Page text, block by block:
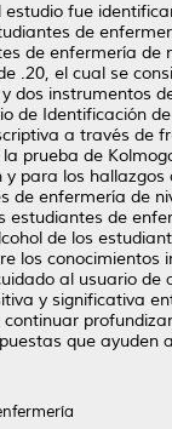
fue
de
de enfermería
.20, el cual se
dos instrumentos
de Identificación
a través de
prueba de
para los
de enfermería de
de
de los
los
al usuario
y significativa
que ayuden